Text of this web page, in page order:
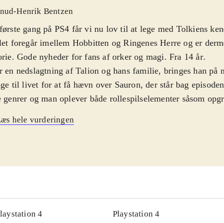
Henrik Bentzen
gang på PS4 får vi nu lov til at lege med Tolkiens
foregår imellem Hobbitten og Ringenes Herre og er
Gode nyheder for fans af orker og magi. Fra 14 år.
en nedslagtning af Talion og hans familie, bringes han på
til livet for at få hævn over Sauron, der står bag
genrer og man oplever både rollespilselementer såsom
også opgraderes. Med andre ord kan almindelige
eller give sig i kast med de mange "side quests"
er et must for fans af dette univers, men der kommer
til. Det er en lidt lukket kreds. Kampsystemet er blevet rost
hele vurderingen
4 Playstation 4